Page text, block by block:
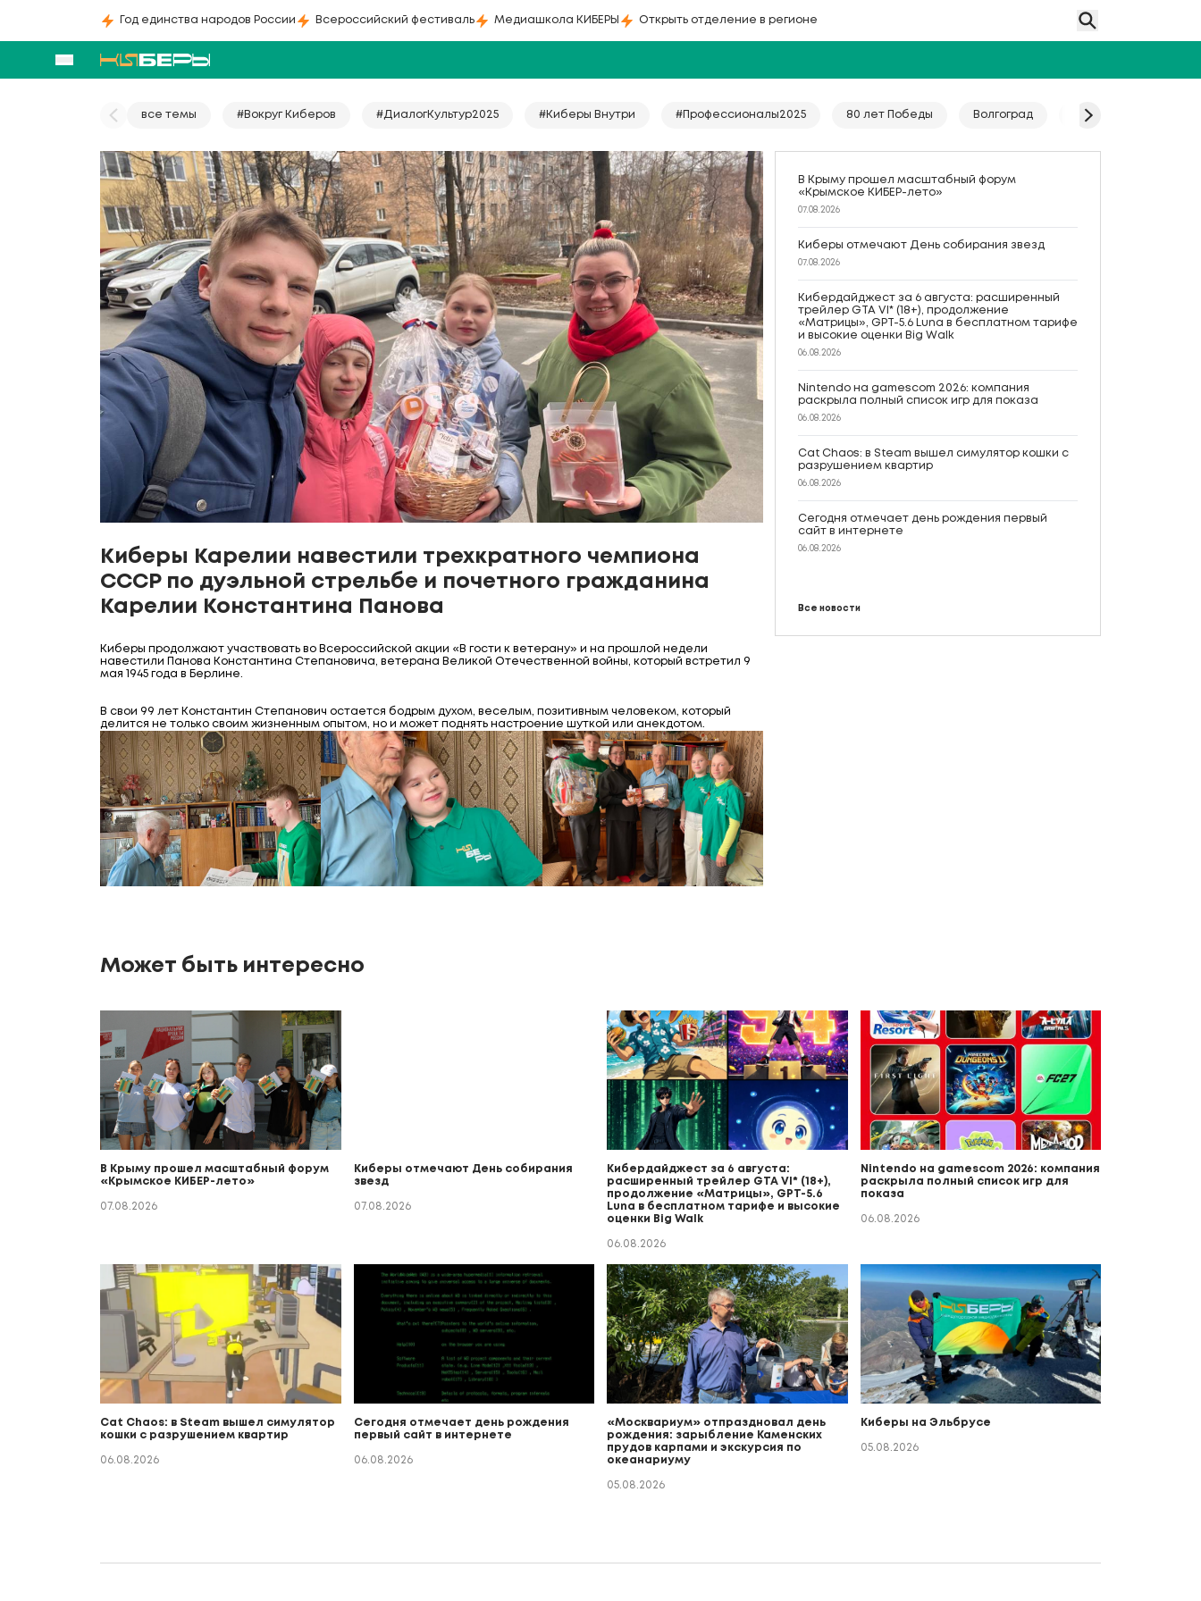
Год единства народов России Всероссийский фестиваль Медиашкола КИБЕРЫ Открыть отделение в регионе
все темы #Вокруг Киберов #ДиалогКультур2025 #Киберы Внутри #Профессионалы2025 80 лет Победы Волгоград Гайд
Киберы Карелии навестили трехкратного чемпиона
СССР по дуэльной стрельбе и почетного гражданина
Карелии Константина Панова
Киберы продолжают участвовать во Всероссийской акции «В гости к ветерану» и на прошлой недели
навестили Панова Константина Степановича, ветерана Великой Отечественной войны, который встретил 9
мая 1945 года в Берлине.
В свои 99 лет Константин Степанович остается бодрым духом, веселым, позитивным человеком, который
делится не только своим жизненным опытом, но и может поднять настроение шуткой или анекдотом.
Может быть интересно
В Крыму прошел масштабный форум
«Крымское КИБЕР-лето»
07.08.2026
Киберы отмечают День собирания
звезд
07.08.2026
Кибердайджест за 6 августа:
расширенный трейлер GTA VI* (18+),
продолжение «Матрицы», GPT-5.6
Luna в бесплатном тарифе и высокие
оценки Big Walk
06.08.2026
Nintendo на gamescom 2026: компания
раскрыла полный список игр для
показа
06.08.2026
Cat Chaos: в Steam вышел симулятор
кошки с разрушением квартир
06.08.2026
Сегодня отмечает день рождения
первый сайт в интернете
06.08.2026
«Москвариум» отпраздновал день
рождения: зарыбление Каменских
прудов карпами и экскурсия по
океанариуму
05.08.2026
Киберы на Эльбрусе
05.08.2026
В Крыму прошел масштабный форум
«Крымское КИБЕР-лето»
07.08.2026
Киберы отмечают День собирания звезд
07.08.2026
Кибердайджест за 6 августа: расширенный
трейлер GTA VI* (18+), продолжение
«Матрицы», GPT-5.6 Luna в бесплатном тарифе
и высокие оценки Big Walk
06.08.2026
Nintendo на gamescom 2026: компания
раскрыла полный список игр для показа
06.08.2026
Cat Chaos: в Steam вышел симулятор кошки с
разрушением квартир
06.08.2026
Сегодня отмечает день рождения первый
сайт в интернете
06.08.2026
Все новости